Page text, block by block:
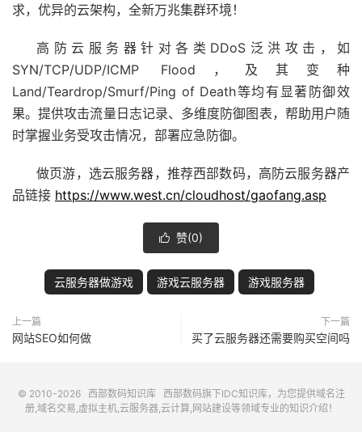
求，优异的云架构，全新万兆集群环境！
高防云服务器针对各类DDoS泛洪攻击，如
SYN/TCP/UDP/ICMP Flood，及其变种
Land/Teardrop/Smurf/Ping of Death等均有显著防御效
果。提供攻击流量日志记录、多维度防御图表，帮助用户随
时掌握业务受攻击情况，部署应急防御。
做页游，选云服务器，推荐西部数码，高防云服务器产
品链接 https://www.west.cn/cloudhost/gaofang.asp
 赞(0)
云服务器做游戏 游戏云服务器 游戏服务器
上一篇
网站SEO如何做
下一篇
买了云服务器还需要购买空间吗
© 2010-2026 西部数码知识库 西部数码旗下IDC知识库，为您提供域名注
册,域名交易,虚拟主机,云服务器,云计算,网站建设等领域专业的知识介绍！